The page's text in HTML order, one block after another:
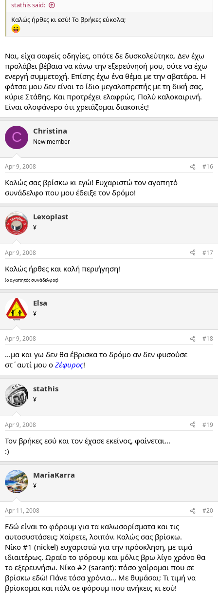
stathis said:
Καλώς ήρθες κι εσύ! Το βρήκες εύκολα;
Ναι, είχα σαφείς οδηγίες, οπότε δε δυσκολεύτηκα. Δεν έχω
προλάβει βέβαια να κάνω την εξερεύνησή μου, ούτε να έχω
ενεργή συμμετοχή. Επίσης έχω ένα θέμα με την αβατάρα. Η
φάτσα μου δεν είναι το ίδιο μεγαλοπρεπής με τη δική σας,
κύριε Στάθης. Και προτρέχει ελαφρώς. Πολύ καλοκαιρινή.
Είναι ολοφάνερο ότι χρειάζομαι διακοπές!
C Christina
New member
Apr 9, 2008 #16
Καλώς σας βρίσκω κι εγώ! Ευχαριστώ τον αγαπητό
συνάδελφο που μου έδειξε τον δρόμο!
Lexoplast
¥
Apr 9, 2008 #17
Καλώς ήρθες και καλή περιήγηση!
(ο αγαπητός συνάδελφος)
Elsa
¥
Apr 9, 2008 #18
...μα και γω δεν θα έβρισκα το δρόμο αν δεν φυσούσε
στ΄αυτί μου ο Ζέφυρος!
stathis
¥
Apr 9, 2008 #19
Τον βρήκες εσύ και τον έχασε εκείνος, φαίνεται...
:)
MariaKarra
¥
Apr 11, 2008 #20
Εδώ είναι το φόρουμ για τα καλωσορίσματα και τις
αυτοσυστάσεις; Χαίρετε, λοιπόν. Καλώς σας βρίσκω.
Νίκο #1 (nickel) ευχαριστώ για την πρόσκληση, με τιμά
ιδιαιτέρως. Ωραίο το φόρουμ και μόλις βρω λίγο χρόνο θα
το εξερευνήσω. Νίκο #2 (sarant): πόσο χαίρομαι που σε
βρίσκω εδώ! Πάνε τόσα χρόνια... Με θυμάσαι; Τι τιμή να
βρίσκομαι και πάλι σε φόρουμ που ανήκεις κι εσύ!